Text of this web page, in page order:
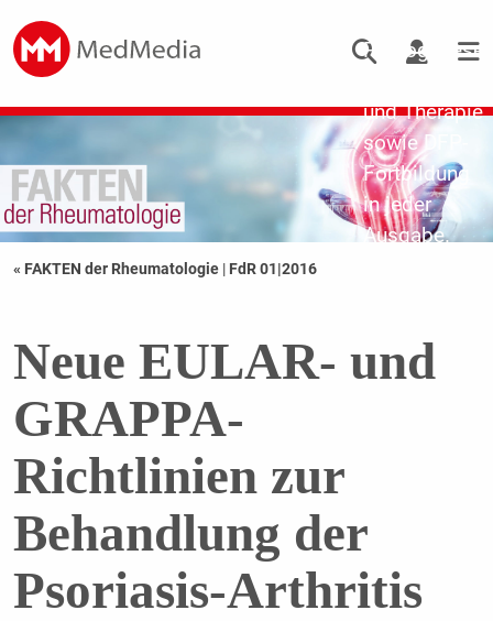
Pathogenese,
und Therapie
sowie DFP-
Fortbildung
in jeder
Ausgabe.
« FAKTEN der Rheumatologie | FdR 01|2016
Neue EULAR- und
GRAPPA-
Richtlinien zur
Behandlung der
Psoriasis-Arthritis